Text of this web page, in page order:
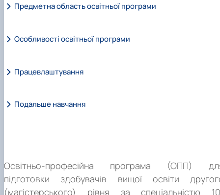
Освітньо-професійна програма (ОПП)
підготовки здобувачів вищої освіти
(магістерського) рівня за спеціальністю
Предметна область освітньої програми
Особливості освітньої програми
Працевлаштування
Подальше навчання